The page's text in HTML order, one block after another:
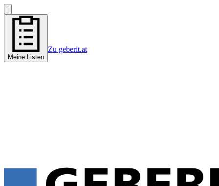
Meine Listen
Zu geberit.at